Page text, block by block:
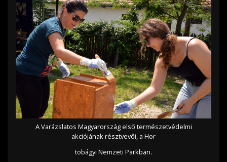
A Varázslatos Magyarország első természetvédelmi
akciójának résztvevői, a Hor
tobágyi Nemzeti Parkban.